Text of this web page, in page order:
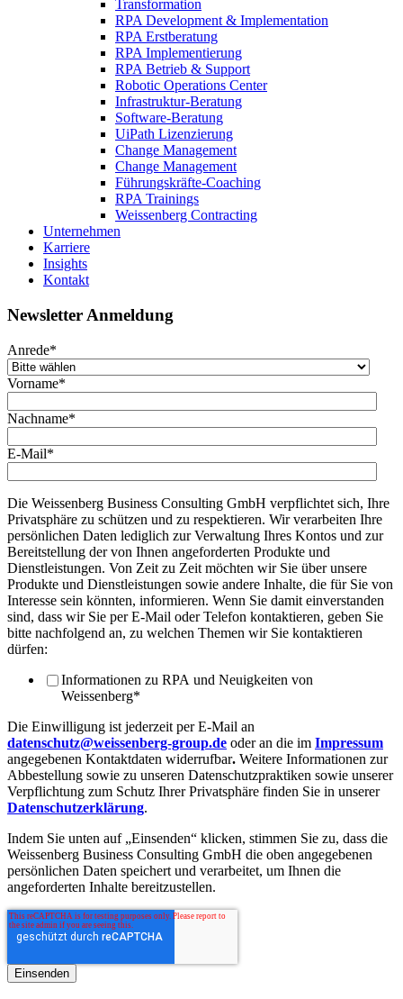
Transformation
RPA Development & Implementation
RPA Erstberatung
RPA Implementierung
RPA Betrieb & Support
Robotic Operations Center
Infrastruktur-Beratung
Software-Beratung
UiPath Lizenzierung
Change Management
Change Management
Führungskräfte-Coaching
RPA Trainings
Weissenberg Contracting
Unternehmen
Karriere
Insights
Kontakt
Newsletter Anmeldung
Anrede*
Vorname*
Nachname*
E-Mail*
Die Weissenberg Business Consulting GmbH verpflichtet sich, Ihre
Privatsphäre zu schützen und zu respektieren. Wir verarbeiten Ihre
persönlichen Daten lediglich zur Verwaltung Ihres Kontos und zur
Bereitstellung der von Ihnen angeforderten Produkte und
Dienstleistungen. Von Zeit zu Zeit möchten wir Sie über unsere
Produkte und Dienstleistungen sowie andere Inhalte, die für Sie von
Interesse sein könnten, informieren. Wenn Sie damit einverstanden
sind, dass wir Sie per E-Mail oder Telefon kontaktieren, geben Sie
bitte nachfolgend an, zu welchen Themen wir Sie kontaktieren
dürfen:
Informationen zu RPA und Neuigkeiten von
Weissenberg*
Die Einwilligung ist jederzeit per E-Mail an
datenschutz@weissenberg-group.de oder an die im Impressum
angegebenen Kontaktdaten widerrufbar. Weitere Informationen zur
Abbestellung sowie zu unseren Datenschutzpraktiken sowie unserer
Verpflichtung zum Schutz Ihrer Privatsphäre finden Sie in unserer
Datenschutzerklärung.
Indem Sie unten auf „Einsenden“ klicken, stimmen Sie zu, dass die
Weissenberg Business Consulting GmbH die oben angegebenen
persönlichen Daten speichert und verarbeitet, um Ihnen die
angeforderten Inhalte bereitzustellen.